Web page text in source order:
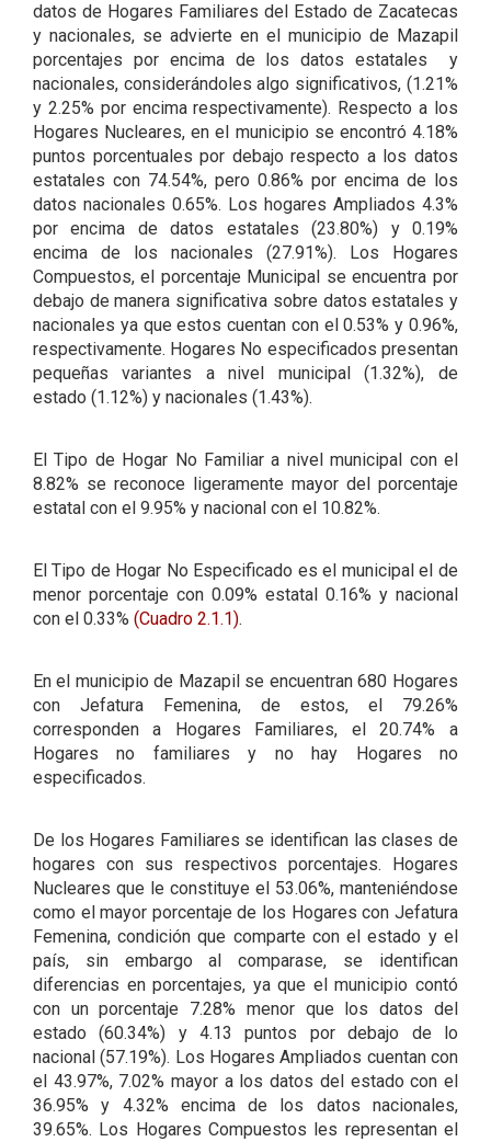
datos de Hogares Familiares del Estado de Zacatecas
y nacionales, se advierte en el municipio de Mazapil
porcentajes por encima de los datos estatales y
nacionales, considerándoles algo significativos, (1.21%
y 2.25% por encima respectivamente). Respecto a los
Hogares Nucleares, en el municipio se encontró 4.18%
puntos porcentuales por debajo respecto a los datos
estatales con 74.54%, pero 0.86% por encima de los
datos nacionales 0.65%. Los hogares Ampliados 4.3%
por encima de datos estatales (23.80%) y 0.19%
encima de los nacionales (27.91%). Los Hogares
Compuestos, el porcentaje Municipal se encuentra por
debajo de manera significativa sobre datos estatales y
nacionales ya que estos cuentan con el 0.53% y 0.96%,
respectivamente. Hogares No especificados presentan
pequeñas variantes a nivel municipal (1.32%), de
estado (1.12%) y nacionales (1.43%).
El Tipo de Hogar No Familiar a nivel municipal con el
8.82% se reconoce ligeramente mayor del porcentaje
estatal con el 9.95% y nacional con el 10.82%.
El Tipo de Hogar No Especificado es el municipal el de
menor porcentaje con 0.09% estatal 0.16% y nacional
con el 0.33% (Cuadro 2.1.1).
En el municipio de Mazapil se encuentran 680 Hogares
con Jefatura Femenina, de estos, el 79.26%
corresponden a Hogares Familiares, el 20.74% a
Hogares no familiares y no hay Hogares no
especificados.
De los Hogares Familiares se identifican las clases de
hogares con sus respectivos porcentajes. Hogares
Nucleares que le constituye el 53.06%, manteniéndose
como el mayor porcentaje de los Hogares con Jefatura
Femenina, condición que comparte con el estado y el
país, sin embargo al comparase, se identifican
diferencias en porcentajes, ya que el municipio contó
con un porcentaje 7.28% menor que los datos del
estado (60.34%) y 4.13 puntos por debajo de lo
nacional (57.19%). Los Hogares Ampliados cuentan con
el 43.97%, 7.02% mayor a los datos del estado con el
36.95% y 4.32% encima de los datos nacionales,
39.65%. Los Hogares Compuestos les representan el